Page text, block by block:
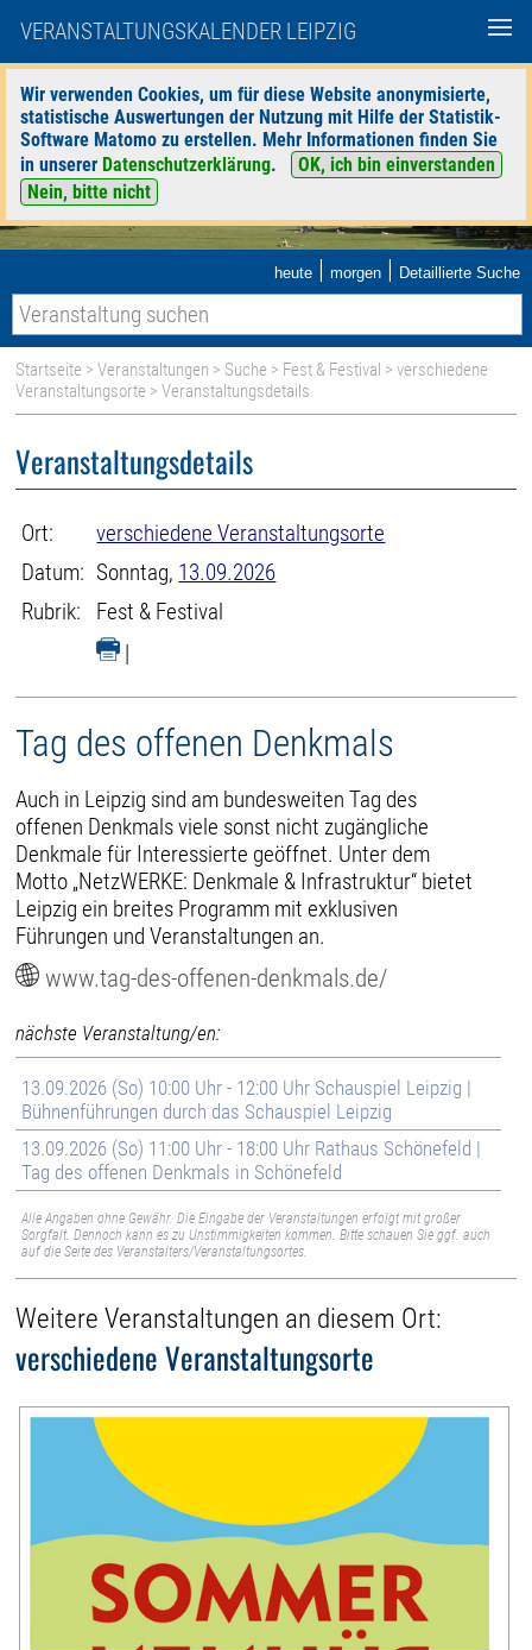
VERANSTALTUNGSKALENDER LEIPZIG
Wir verwenden Cookies, um für diese Website anonymisierte,
statistische Auswertungen der Nutzung mit Hilfe der Statistik-
Software Matomo zu erstellen. Mehr Informationen finden Sie
in unserer Datenschutzerklärung.
OK, ich bin einverstanden
Nein, bitte nicht
heute | morgen | Detaillierte Suche
Startseite >Veranstaltungen > Suche > Fest & Festival >verschiedene
Veranstaltungsorte > Veranstaltungsdetails
Veranstaltungsdetails
Ort:
verschiedene Veranstaltungsorte
Datum: Sonntag, 13.09.2026
Rubrik:
Fest & Festival
|
Tag des offenen Denkmals
Auch in Leipzig sind am bundesweiten Tag des
offenen Denkmals viele sonst nicht zugängliche
Denkmale für Interessierte geöffnet. Unter dem
Motto „NetzWERKE: Denkmale & Infrastruktur“ bietet
Leipzig ein breites Programm mit exklusiven
Führungen und Veranstaltungen an.
www.tag-des-offenen-denkmals.de/
nächste Veranstaltung/en:
13.09.2026 (So) 10:00 Uhr - 12:00 Uhr Schauspiel Leipzig |
Bühnenführungen durch das Schauspiel Leipzig
13.09.2026 (So) 11:00 Uhr - 18:00 Uhr Rathaus Schönefeld |
Tag des offenen Denkmals in Schönefeld
Alle Angaben ohne Gewähr. Die Eingabe der Veranstaltungen erfolgt mit großer
Sorgfalt. Dennoch kann es zu Unstimmigkeiten kommen. Bitte schauen Sie ggf. auch
auf die Seite des Veranstalters/Veranstaltungsortes.
Weitere Veranstaltungen an diesem Ort:
verschiedene Veranstaltungsorte